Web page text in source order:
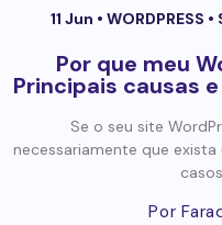
11 Jun • WORDPRESS •
Por que meu
Principais causas
Se o seu site
necessariamente que
Por